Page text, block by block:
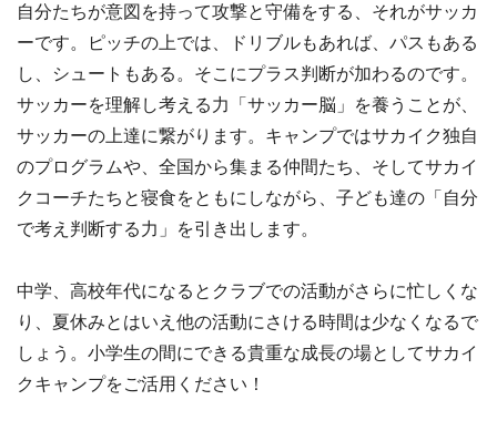
自分たちが意図を持って攻撃と守備をする、それがサッカ
ーです。ピッチの上では、ドリブルもあれば、パスもある
し、シュートもある。そこにプラス判断が加わるのです。
サッカーを理解し考える力「サッカー脳」を養うことが、
サッカーの上達に繋がります。キャンプではサカイク独自
のプログラムや、全国から集まる仲間たち、そしてサカイ
クコーチたちと寝食をともにしながら、子ども達の「自分
で考え判断する力」を引き出します。
中学、高校年代になるとクラブでの活動がさらに忙しくな
り、夏休みとはいえ他の活動にさける時間は少なくなるで
しょう。小学生の間にできる貴重な成長の場としてサカイ
クキャンプをご活用ください！